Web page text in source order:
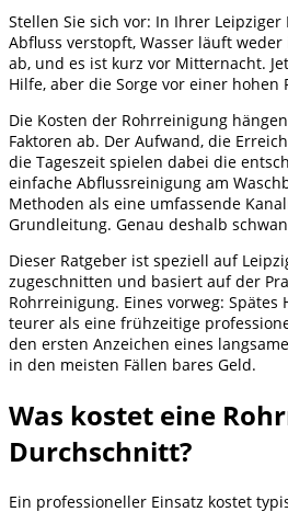
Stellen Sie sich vor: In Ihrer
Abfluss verstopft, Wasser läuft
ab, und es ist kurz vor Mitternacht.
Hilfe, aber die Sorge vor einer hohen
Die Kosten der Rohrreinigung
Faktoren ab. Der Aufwand, die
die Tageszeit spielen dabei die
einfache Abflussreinigung am
Methoden als eine umfassende
Grundleitung. Genau deshalb
Dieser Ratgeber ist speziell auf
zugeschnitten und basiert auf der
Rohrreinigung. Eines vorweg:
teurer als eine frühzeitige
den ersten Anzeichen eines
in den meisten Fällen bares Geld.
Was kostet eine
Durchschnitt?
Ein professioneller Einsatz kostet